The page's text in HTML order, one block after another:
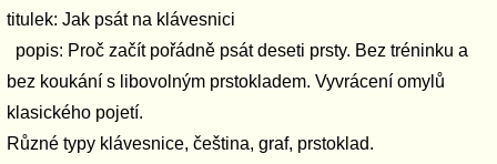
titulek: Jak psát na klávesnici
popis: Proč začít pořádně psát deseti prsty. Bez tréninku a
bez koukání s libovolným prstokladem. Vyvrácení omylů
klasického pojetí.
Různé typy klávesnice, čeština, graf, prstoklad.